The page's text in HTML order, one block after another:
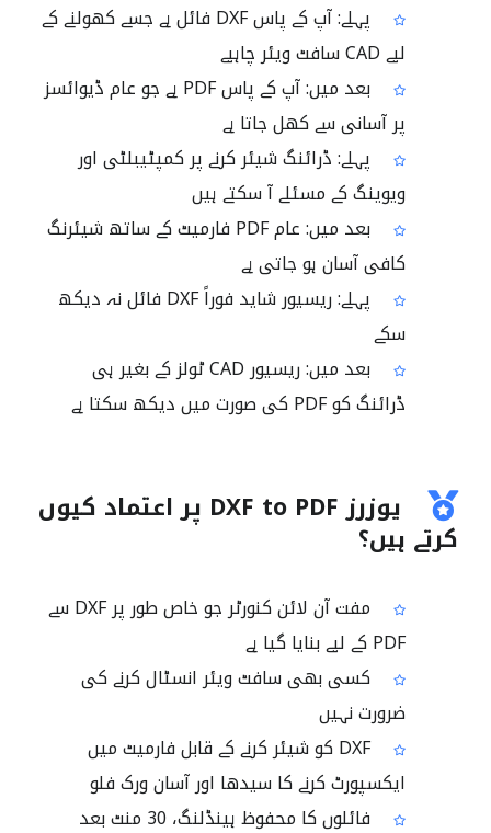
پہلے: آپ کے پاس DXF فائل ہے جسے کھولنے کے
لیے CAD سافٹ ویئر چاہیے
بعد میں: آپ کے پاس PDF ہے جو عام ڈیوائسز
پر آسانی سے کھل جاتا ہے
پہلے: ڈرائنگ شیئر کرنے پر کمپٹیبلٹی اور
ویوینگ کے مسئلے آ سکتے ہیں
بعد میں: عام PDF فارمیٹ کے ساتھ شیئرنگ
کافی آسان ہو جاتی ہے
پہلے: ریسیور شاید فوراً DXF فائل نہ دیکھ
سکے
بعد میں: ریسیور CAD ٹولز کے بغیر ہی
ڈرائنگ کو PDF کی صورت میں دیکھ سکتا ہے
یوزرز DXF to PDF پر اعتماد کیوں
کرتے ہیں؟
مفت آن لائن کنورٹر جو خاص طور پر DXF سے
PDF کے لیے بنایا گیا ہے
کسی بھی سافٹ ویئر انسٹال کرنے کی
ضرورت نہیں
DXF کو شیئر کرنے کے قابل فارمیٹ میں
ایکسپورٹ کرنے کا سیدھا اور آسان ورک فلو
فائلوں کا محفوظ ہینڈلنگ، 30 منٹ بعد